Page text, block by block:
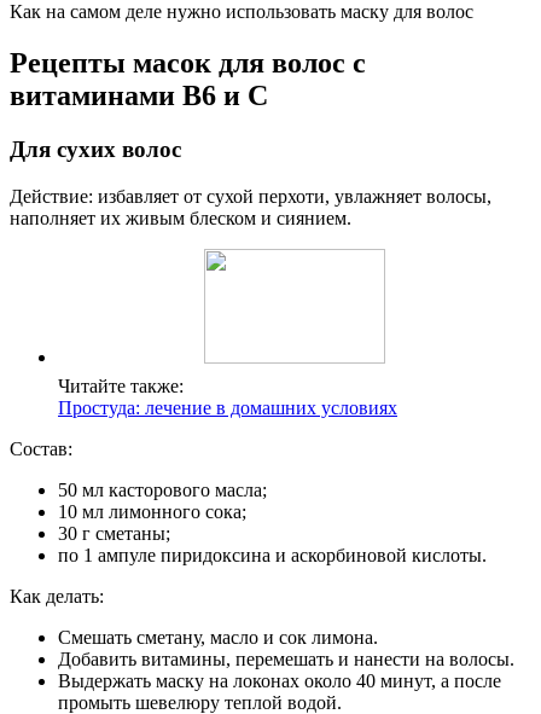
Как на самом деле нужно использовать маску для волос
Рецепты масок для волос с
витаминами В6 и С
Для сухих волос
Действие: избавляет от сухой перхоти, увлажняет волосы,
наполняет их живым блеском и сиянием.
Читайте также:
Простуда: лечение в домашних условиях
Состав:
50 мл касторового масла;
10 мл лимонного сока;
30 г сметаны;
по 1 ампуле пиридоксина и аскорбиновой кислоты.
Как делать:
Смешать сметану, масло и сок лимона.
Добавить витамины, перемешать и нанести на волосы.
Выдержать маску на локонах около 40 минут, а после
промыть шевелюру теплой водой.